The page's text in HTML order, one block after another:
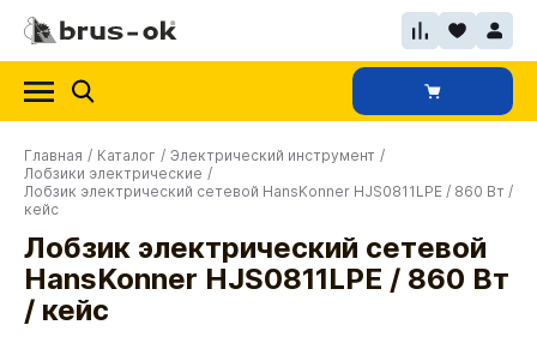
Главная / Каталог / Электрический инструмент /
Лобзики электрические /
Лобзик электрический сетевой HansKonner HJS0811LPE / 860 Вт /
кейс
Лобзик электрический сетевой
HansKonner HJS0811LPE / 860 Вт
/ кейс